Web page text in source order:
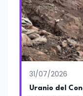
31/07/2026
Uranio del